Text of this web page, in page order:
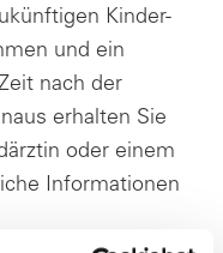
Kinder-
und ein
nach der
erhalten Sie
oder einem
Informationen